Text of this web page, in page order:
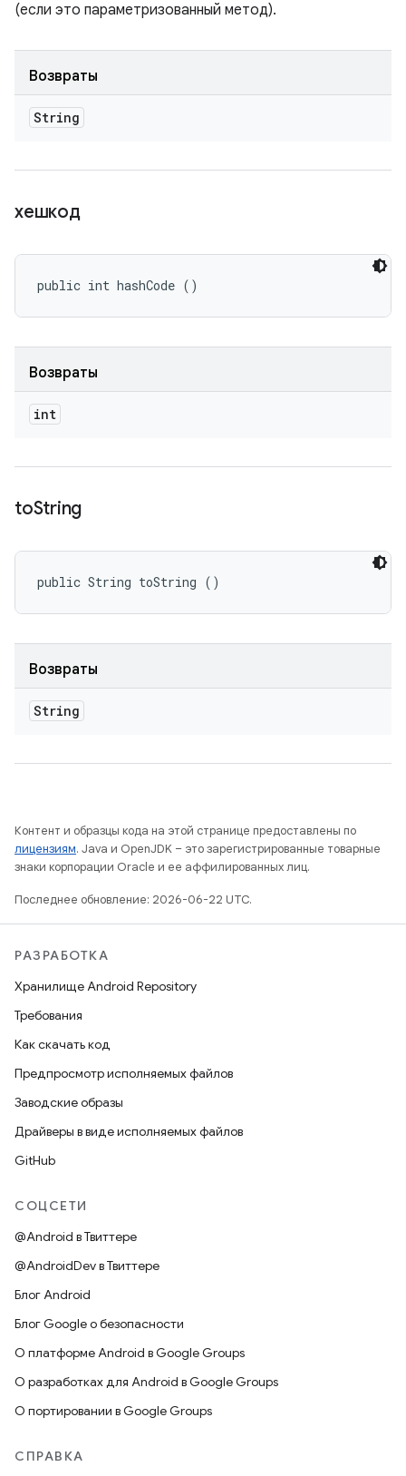
(если это параметризованный метод).
Возвраты
String
хешкод
public int hashCode ()
Возвраты
int
toString
public String toString ()
Возвраты
String
Контент и образцы кода на этой странице предоставлены по
лицензиям. Java и OpenJDK – это зарегистрированные товарные
знаки корпорации Oracle и ее аффилированных лиц.
Последнее обновление: 2026-06-22 UTC.
РАЗРАБОТКА
Хранилище Android Repository
Требования
Как скачать код
Предпросмотр исполняемых файлов
Заводские образы
Драйверы в виде исполняемых файлов
GitHub
СОЦСЕТИ
@Android в Твиттере
@AndroidDev в Твиттере
Блог Android
Блог Google о безопасности
О платформе Android в Google Groups
О разработках для Android в Google Groups
О портировании в Google Groups
СПРАВКА